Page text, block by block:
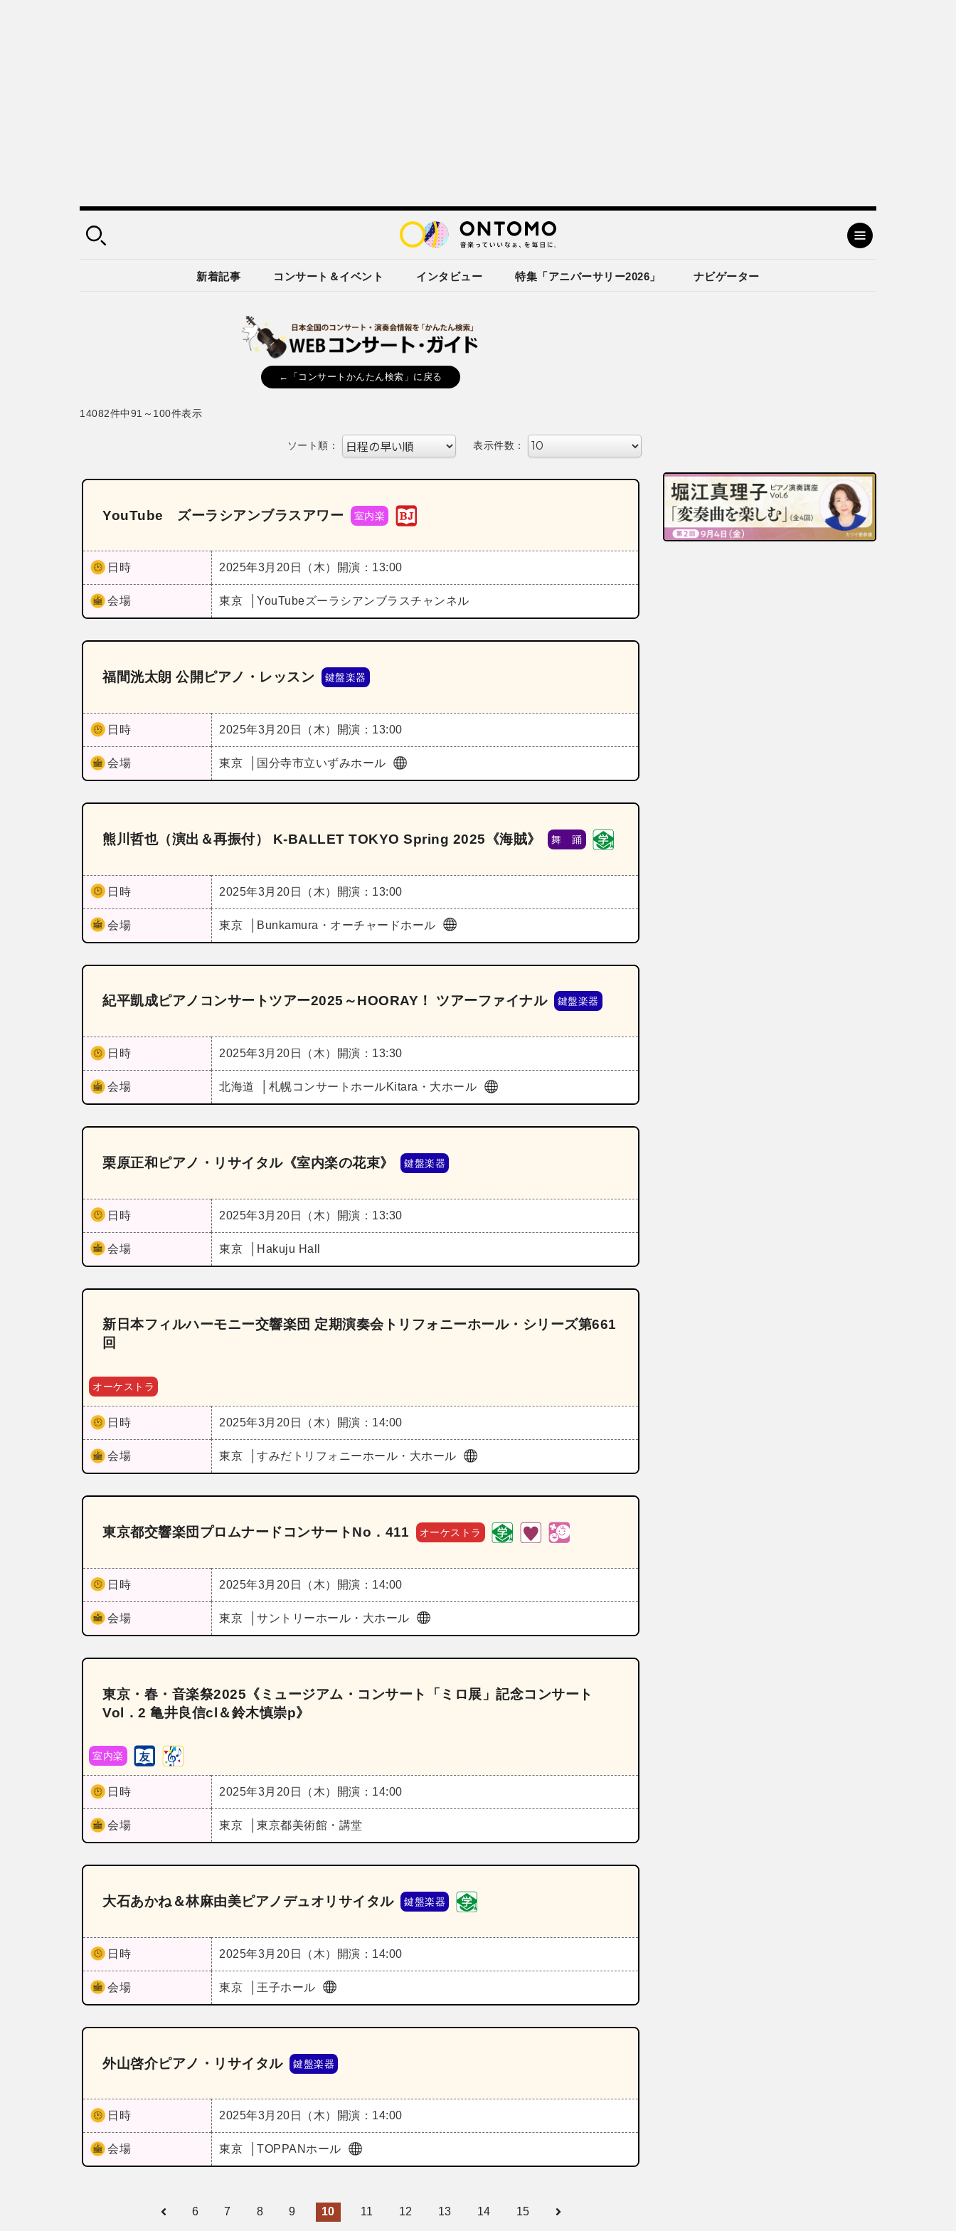
新着記事 コンサート＆イベント インタビュー 特集「アニバーサリー2026」 ナビゲーター
←「コンサートかんたん検索」に戻る
14082件中91～100件表示
ソート順： 表示件数：
YouTube ズーラシアンブラスアワー 室内楽
日時 2025年3月20日（木） 開演：13:00
会場 東京 YouTubeズーラシアンブラスチャンネル
福間洸太朗 公開ピアノ・レッスン 鍵盤楽器
日時 2025年3月20日（木） 開演：13:00
会場 東京 国分寺市立いずみホール
熊川哲也（演出＆再振付） K‐BALLET TOKYO Spring 2025《海賊》 舞 踊
日時 2025年3月20日（木） 開演：13:00
会場 東京 Bunkamura・オーチャードホール
紀平凱成ピアノコンサートツアー2025～HOORAY！ ツアーファイナル 鍵盤楽器
日時 2025年3月20日（木） 開演：13:30
会場 北海道 札幌コンサートホールKitara・大ホール
栗原正和ピアノ・リサイタル《室内楽の花束》 鍵盤楽器
日時 2025年3月20日（木） 開演：13:30
会場 東京 Hakuju Hall
新日本フィルハーモニー交響楽団 定期演奏会トリフォニーホール・シリーズ第661
回
オーケストラ
日時 2025年3月20日（木） 開演：14:00
会場 東京 すみだトリフォニーホール・大ホール
東京都交響楽団プロムナードコンサートNo．411 オーケストラ
日時 2025年3月20日（木） 開演：14:00
会場 東京 サントリーホール・大ホール
東京・春・音楽祭2025《ミュージアム・コンサート「ミロ展」記念コンサート
Vol．2 亀井良信cl＆鈴木慎崇p》
室内楽
日時 2025年3月20日（木） 開演：14:00
会場 東京 東京都美術館・講堂
大石あかね＆林麻由美ピアノデュオリサイタル 鍵盤楽器
日時 2025年3月20日（木） 開演：14:00
会場 東京 王子ホール
外山啓介ピアノ・リサイタル 鍵盤楽器
日時 2025年3月20日（木） 開演：14:00
会場 東京 TOPPANホール
6 7 8 9 10 11 12 13 14 15